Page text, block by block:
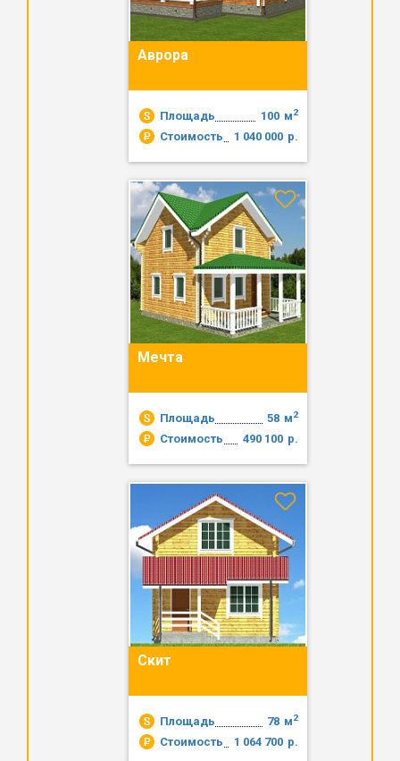
Аврора
Площадь м2
100
Стоимость
р.
1 040 000
Мечта
Площадь м2
58
Стоимость
р.
490 100
Скит
Площадь м2
78
Стоимость
р.
1 064 700